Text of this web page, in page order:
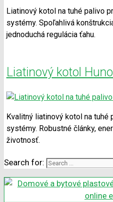
Liatinový kotol na tuhé palivo
systémy. Spoľahlivá
jednoduchá regulácia ťahu.
Liatinový kotol
Kvalitný liatinový kotol na
systémy. Robustné články,
životnosť.
Search for: